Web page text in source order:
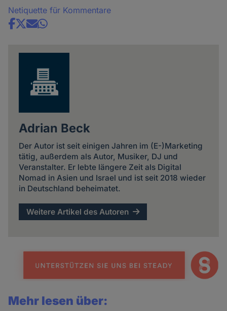
Netiquette für Kommentare
Share
Adrian Beck
Der Autor ist seit einigen Jahren im (E-)Marketing
tätig, außerdem als Autor, Musiker, DJ und
Veranstalter. Er lebte längere Zeit als Digital
Nomad in Asien und Israel und ist seit 2018 wieder
in Deutschland beheimatet.
Weitere Artikel des Autoren
Mehr lesen über: